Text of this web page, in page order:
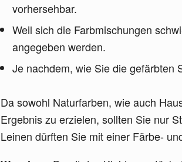
vorhersehbar.
Weil sich die Farbmischungen
angegeben werden.
Je nachdem, wie Sie die gefärbten
Da sowohl Naturfarben, wie auch
Ergebnis zu erzielen, sollten Sie nur
Leinen dürften Sie mit einer Färbe-